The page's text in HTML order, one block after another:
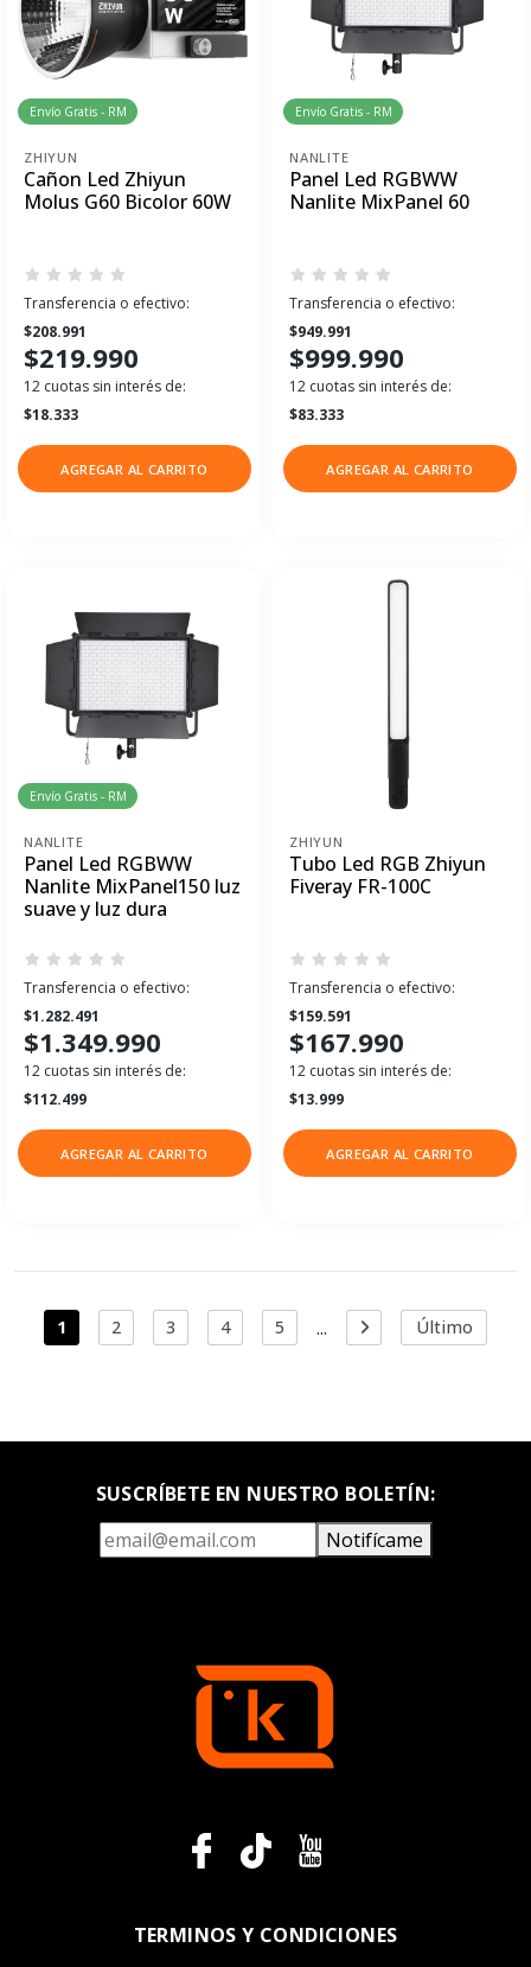
Envío Gratis - RM
ZHIYUN
Cañon Led Zhiyun
Molus G60 Bicolor ­60W
Transferencia o efectivo:
$208.991
$219.990
12 cuotas sin interés de:
$18.333
AGREGAR AL CARRITO
Envío Gratis - RM
NANLITE
Panel Led RGBWW
Nanlite MixPanel 60
Transferencia o efectivo:
$949.991
$999.990
12 cuotas sin interés de:
$83.333
AGREGAR AL CARRITO
Envío Gratis - RM
NANLITE
Panel Led RGBWW
Nanlite MixPanel150 luz
suave y luz dura
Transferencia o efectivo:
$1.282.491
$1.349.990
12 cuotas sin interés de:
$112.499
AGREGAR AL CARRITO
ZHIYUN
Tubo Led RGB Zhiyun
Fiveray FR-100C
Transferencia o efectivo:
$159.591
$167.990
12 cuotas sin interés de:
$13.999
AGREGAR AL CARRITO
1 2 3 4 5 ... Último
SUSCRÍBETE EN NUESTRO BOLETÍN:
Notifícame
TERMINOS Y CONDICIONES